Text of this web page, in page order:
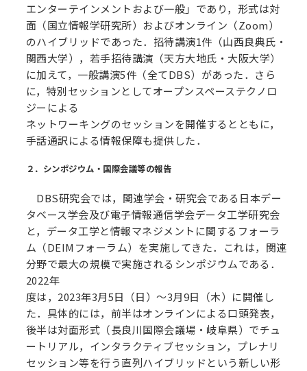
エンターテインメントおよび一般」であり，形式は対
面（国立情報学研究所）およびオンライン（Zoom）
のハイブリッドであった．招待講演1件（山⻄良典氏・
関⻄大学），若手招待講演（天方大地氏・大阪大学）
に加えて，一般講演5件（全てDBS）があった．さら
に，特別セッションとしてオープンスペーステクノロ
ジーによる
ネットワーキングのセッションを開催するとともに，
手話通訳による情報保障も提供した．
２．シンポジウム・国際会議等の報告
DBS研究会では，関連学会・研究会である日本デー
タベース学会及び電子情報通信学会データ工学研究会
と，データ工学と情報マネジメントに関するフォーラ
ム（DEIMフォーラム）を実施してきた．これは，関連
分野で最大の規模で実施されるシンポジウムである．
2022年
度は，2023年3月5日（日）〜3月9日（木）に開催し
た．具体的には，前半はオンラインによる口頭発表，
後半は対面形式（長良川国際会議場・岐阜県）でチュ
ートリアル，インタラクティブセッション，プレナリ
セッション等を行う直列ハイブリッドという新しい形